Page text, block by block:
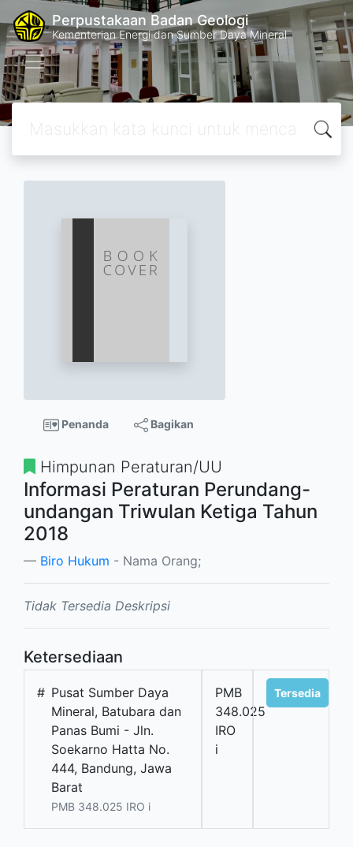
Perpustakaan Badan Geologi
Kementerian Energi dan Sumber Daya Mineral
Penanda Bagikan
Himpunan Peraturan/UU
Informasi Peraturan Perundang-
undangan Triwulan Ketiga Tahun
2018
Biro Hukum - Nama Orang;
Tidak Tersedia Deskripsi
Ketersediaan
# Pusat Sumber Daya
Mineral, Batubara dan
Panas Bumi - Jln.
Soekarno Hatta No.
444, Bandung, Jawa
Barat
PMB 348.025 IRO i
PMB
348.025
IRO
i
Tersedia